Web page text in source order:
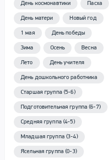
День космонавтики Пасха
День матери Новый год
1 мая День победы
Зима Осень Весна
Лето День учителя
День дошкольного работника
Старшая группа (5-6)
Подготовительная группа (6-7)
Средняя группа (4-5)
Младшая группа (3-4)
Ясельная группа (0-3)